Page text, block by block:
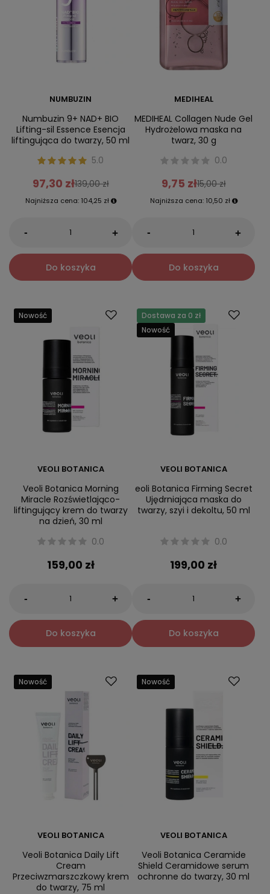
NUMBUZIN
Numbuzin 9+ NAD+ BIO
Lifting-sil Essence Esencja
liftingująca do twarzy, 50 ml
5.0
97,30 zł139,00 zł
Najniższa cena: 104,25 zł
- +
Do koszyka
MEDIHEAL
MEDIHEAL Collagen Nude Gel
Hydrożelowa maska na
twarz, 30 g
0.0
9,75 zł15,00 zł
Najniższa cena: 10,50 zł
- +
Do koszyka
Nowość
VEOLI BOTANICA
Veoli Botanica Morning
Miracle Rozświetlająco-
liftingujący krem do twarzy
na dzień, 30 ml
0.0
159,00 zł
- +
Do koszyka
Dostawa za 0 zł
Nowość
VEOLI BOTANICA
eoli Botanica Firming Secret
Ujędrniająca maska do
twarzy, szyi i dekoltu, 50 ml
0.0
199,00 zł
- +
Do koszyka
Nowość
VEOLI BOTANICA
Veoli Botanica Daily Lift
Cream
Przeciwzmarszczkowy krem
do twarzy, 75 ml
Nowość
VEOLI BOTANICA
Veoli Botanica Ceramide
Shield Ceramidowe serum
ochronne do twarzy, 30 ml